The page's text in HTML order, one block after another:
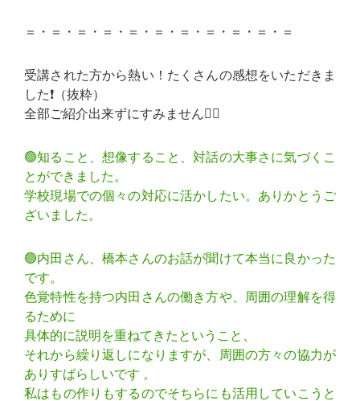
＝・＝・＝・＝・＝・＝・＝・＝・＝・＝・＝
受講された方から熱い！たくさんの感想をいただきま
した❗️（抜粋）
全部ご紹介出来ずにすみません🙇‍♀️
🟢知ること、想像すること、対話の大事さに気づくこ
とができました。
学校現場での個々の対応に活かしたい。ありかとうご
ざいました。
🟢内田さん、橋本さんのお話が聞けて本当に良かった
です。
色覚特性を持つ内田さんの働き方や、周囲の理解を得
るために
具体的に説明を重ねてきたということ、
それから繰り返しになりますが、周囲の方々の協力が
ありすばらしいです 。
私はもの作りもするのでそちらにも活用していこうと